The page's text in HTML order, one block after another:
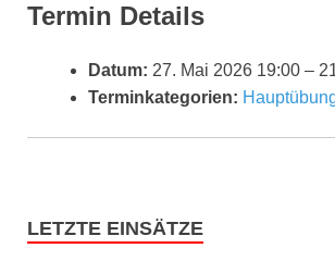
Termin Details
Datum: 27. Mai 2026 19:00 –
Terminkategorien:
LETZTE EINSÄTZE